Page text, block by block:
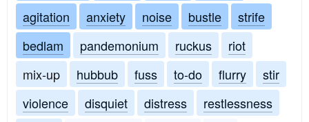
agitation
anxiety noise bustle
strife
bedlam
pandemonium ruckus
riot
mix-up
hubbub fuss to-do flurry
stir
violence
disquiet distress
restlessness